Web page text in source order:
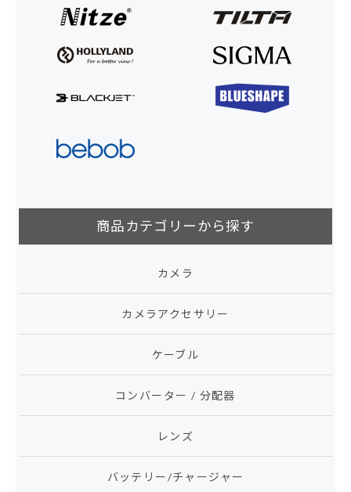
商品カテゴリーから探す
カメラ
カメラアクセサリー
ケーブル
コンバーター / 分配器
レンズ
バッテリー/チャージャー